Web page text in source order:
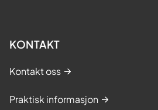
KONTAKT
Kontakt oss
Praktisk informasjon